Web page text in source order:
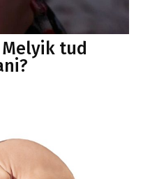
Melyik tud